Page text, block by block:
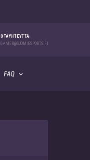
OTA YHTEYTTÄ
GAMER@SUOMIESPORTS.FI
FAQ